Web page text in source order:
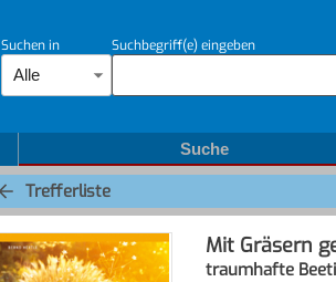
Suchen in
Alle
Suchbegriff(e) eingeben
Suche
Trefferliste
Mit Gräsern
traumhafte